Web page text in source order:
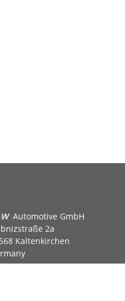
W Automotive GmbH
2a
Kaltenkirchen